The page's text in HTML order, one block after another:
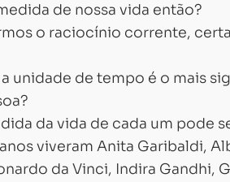
de nossa vida então?
o raciocínio corrente,
a unidade de tempo é o mais
da vida de cada um pode
viveram Anita Garibaldi,
da Vinci, Indira Gandhi,